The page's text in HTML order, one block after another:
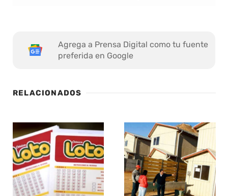
Agrega a Prensa Digital como tu fuente
preferida en Google
RELACIONADOS